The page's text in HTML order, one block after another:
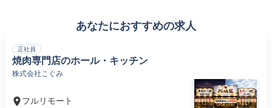
あなたにおすすめの求人
正社員
焼肉専門店のホール・キッチン
株式会社こぐみ
フルリモート